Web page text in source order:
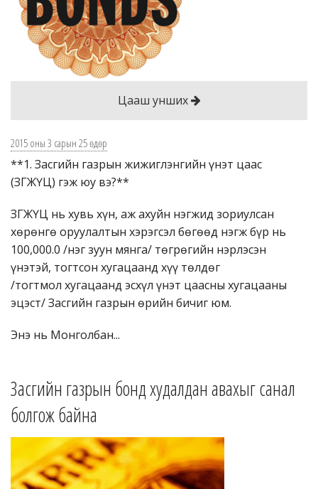
Цааш унших
2015 оны 3 сарын 25 өдөр
**1. Засгийн газрын жижиглэнгийн үнэт цаас
(ЗГЖҮЦ) гэж юу вэ?**
ЗГЖҮЦ нь хувь хүн, аж ахуйн нэгжид зориулсан
хөрөнгө оруулалтын хэрэгсэл бөгөөд нэгж бүр нь
100,000.0 /нэг зуун мянга/ төгрөгийн нэрлэсэн
үнэтэй, тогтсон хугацаанд хүү төлдөг
/тогтмол хугацаанд эсхүл үнэт цаасны хугацааны
эцэст/ Засгийн газрын өрийн бичиг юм.
Энэ нь Монголбан...
Засгийн газрын бонд худалдан авахыг санал
болгож байна